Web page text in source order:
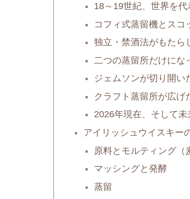
18～19世紀、世界を
コフィ式蒸留機とスコ
独立・禁酒法がもたら
二つの蒸留所だけにな
ジェムソンが切り開い
クラフト蒸留所が広げ
2026年現在、そして未
アイリッシュウイスキー
原料とモルティング（
マッシングと発酵
蒸留